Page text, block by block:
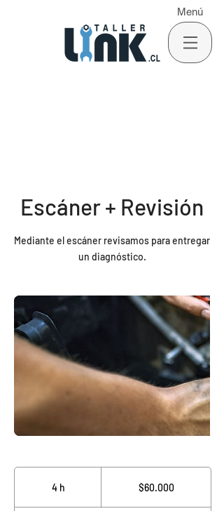
Menú
Escáner + Revisión
Mediante el escáner revisamos para entregar
un diagnóstico.
4 h $60.000